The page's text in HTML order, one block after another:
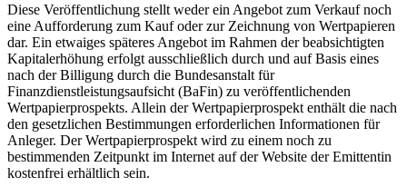
Diese Veröffentlichung stellt weder ein Angebot zum Verkauf noch
eine Aufforderung zum Kauf oder zur Zeichnung von Wertpapieren
dar. Ein etwaiges späteres Angebot im Rahmen der beabsichtigten
Kapitalerhöhung erfolgt ausschließlich durch und auf Basis eines
nach der Billigung durch die Bundesanstalt für
Finanzdienstleistungsaufsicht (BaFin) zu veröffentlichenden
Wertpapierprospekts. Allein der Wertpapierprospekt enthält die nach
den gesetzlichen Bestimmungen erforderlichen Informationen für
Anleger. Der Wertpapierprospekt wird zu einem noch zu
bestimmenden Zeitpunkt im Internet auf der Website der Emittentin
kostenfrei erhältlich sein.